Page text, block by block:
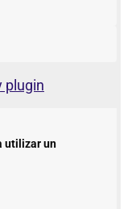
plugin
utilizar un